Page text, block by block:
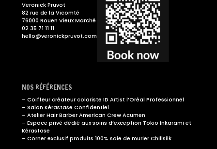
Veronick Pruvot
82 rue de la Vicomté
76000 Rouen Vieux Marché
02 35 71 11 11
hello@veronickpruvot.com
NOS RÉFÉRENCES
– Coiffeur créateur coloriste ID Artist l’Oréal Professionnel
– Salon Kérastase Confidentiel
– Atelier Hair Barber American Crew Acumen
– Espace privé dédié aux soins d’exception Tokio Inkarami et
Kérastase
– Corner exclusif produits 100% soie de murier Chillsilk